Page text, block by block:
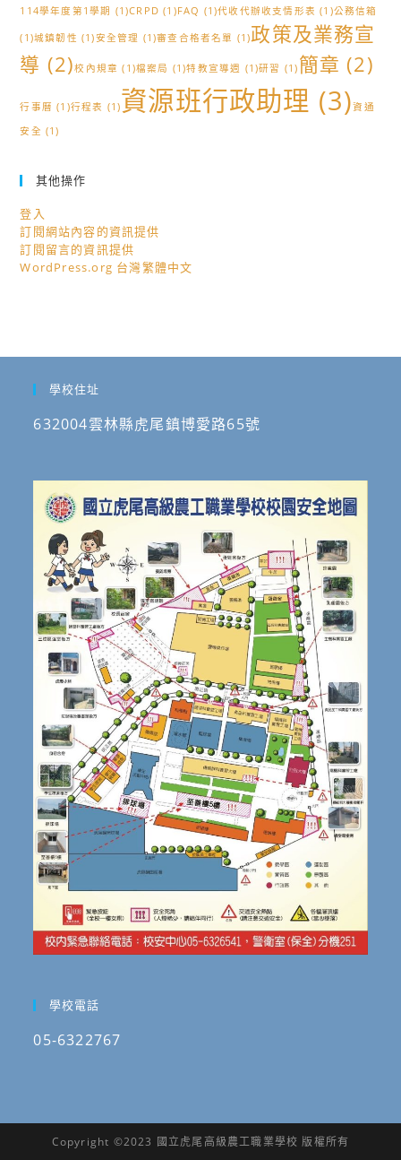
114學年度第1學期 (1)CRPD (1)FAQ (1)代收代辦收支情形表 (1)公務信箱
(1)城鎮韌性 (1)安全管理 (1)審查合格者名單 (1)政策及業務宣
導 (2)校內規章 (1)檔案局 (1)特教宣導週 (1)研習 (1) 簡章 (2)
行事曆 (1)行程表 (1)資源班行政助理 (3)資通
安全 (1)
其他操作
登入
訂閱網站內容的資訊提供
訂閱留言的資訊提供
WordPress.org 台灣繁體中文
學校住址
632004雲林縣虎尾鎮博愛路65號
學校電話
05-6322767
Copyright ©2023 國立虎尾高級農工職業學校 版權所有